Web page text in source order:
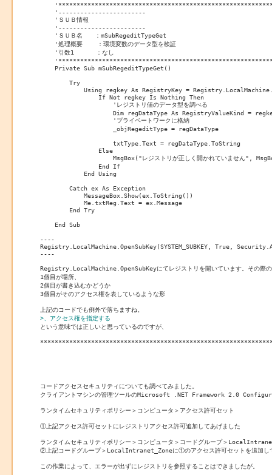
    '------------------------
    'ＳＵＢ情報
    '------------------------
    'ＳＵＢ名　　：mSubRegeditTypeGet
    '処理概要    ：環境変数のデータ型を検証
    '引数1 　　　：なし
    Private Sub mSubRegeditTypeGet()
        Try
Using regkey As RegistryKey =
                If Not regkey Is Nothing Then
                    'レジストリ値のデータ型を調べる
Dim regDataType As RegistryValueKind =
                    'プライベートワークに格納
                    _objRegeditType = regDataType
                    txtType.Text = regDataType.ToString
                Else
MsgBox("レジストリが正しく開かれていません",
                End If
            End Using
        Catch ex As Exception
            MessageBox.Show(ex.ToString())
            Me.txtReg.Text = ex.Message
        End Try
    End Sub
----
Registry.LocalMachine.OpenSubKey(SYSTEM_SUBKEY, True,
----
Registry.LocalMachine.OpenSubKeyにてレジストリを開いています。その際
1個目が場所、
2個目が書き込むかどうか
3個目がそのアクセス権を表しているような形
>、アクセス権を指定する
という意味では正しいと思っているのですが、
コードアクセスセキュリティについても調べてみました。
クライアントマシンの管理ツールのMicrosoft .NET Framework 2.0
ランタイムセキュリティポリシー＞コンピュータ＞アクセス許可セット
①上記アクセス許可セットにレジストリアクセス許可追加してあげました
ランタイムセキュリティポリシー＞コンピュータ＞コードグループ＞
②上記コードグループ＞LocalIntranet_Zoneに①のアクセス許可セットを追加し
この作業によって、エラーが出ずにレジストリを参照することはできましたが。